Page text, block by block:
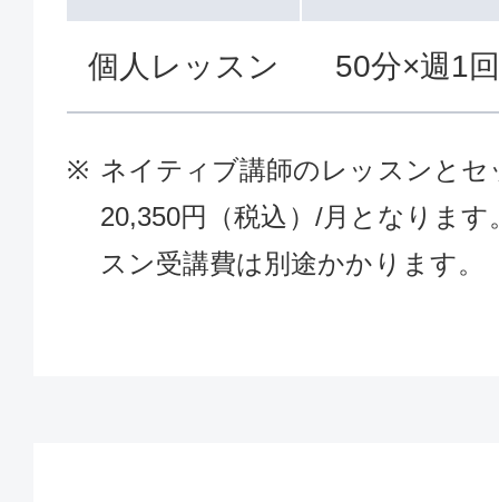
個人レッスン 50分×週1
ネイティブ講師のレッスンと
20,350円（税込）/月となりま
スン受講費は別途かかります。